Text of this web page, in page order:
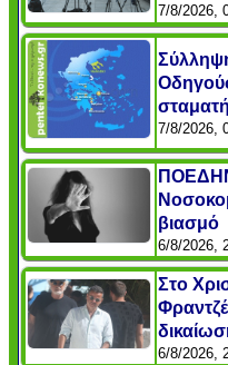
7/8/2026,
7/8/2026,
βιασμό
6/8/2026,
Στο
6/8/2026,